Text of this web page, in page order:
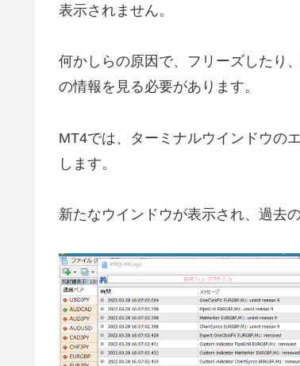
表示されません。
何かしらの原因で、フリーズしたり
の情報を見る必要があります。
MT4では、ターミナルウインドウの
します。
新たなウインドウが表示され、過去